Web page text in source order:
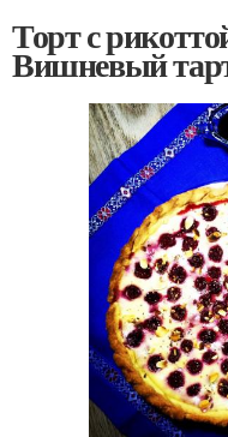
Торт с
Вишневый